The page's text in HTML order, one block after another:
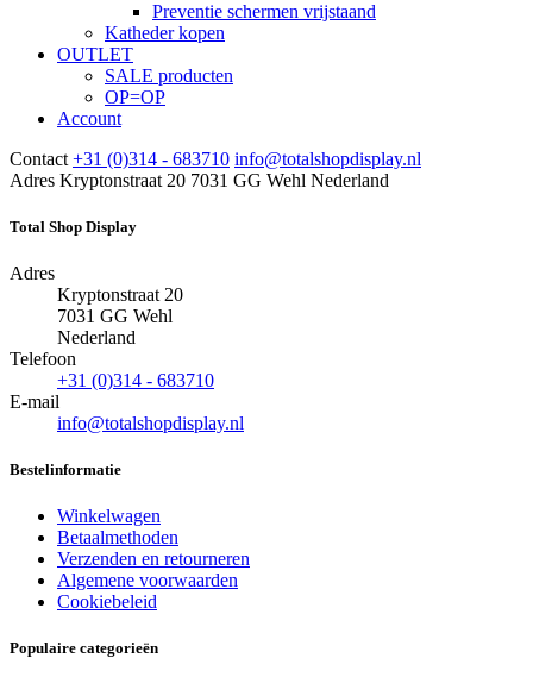
Preventie schermen vrijstaand
Katheder kopen
OUTLET
SALE producten
OP=OP
Account
Contact +31 (0)314 - 683710 info@totalshopdisplay.nl
Adres Kryptonstraat 20 7031 GG Wehl Nederland
Total Shop Display
Adres
Kryptonstraat 20
7031 GG Wehl
Nederland
Telefoon
+31 (0)314 - 683710
E-mail
info@totalshopdisplay.nl
Bestelinformatie
Winkelwagen
Betaalmethoden
Verzenden en retourneren
Algemene voorwaarden
Cookiebeleid
Populaire categorieën